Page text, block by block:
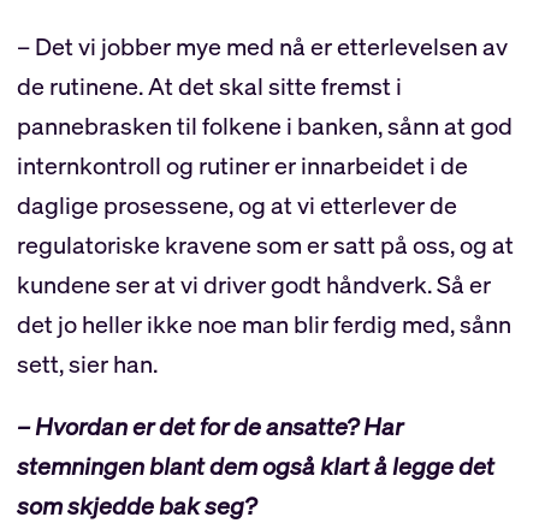
– Det vi jobber mye med nå er etterlevelsen av
de rutinene. At det skal sitte fremst i
pannebrasken til folkene i banken, sånn at god
internkontroll og rutiner er innarbeidet i de
daglige prosessene, og at vi etterlever de
regulatoriske kravene som er satt på oss, og at
kundene ser at vi driver godt håndverk. Så er
det jo heller ikke noe man blir ferdig med, sånn
sett, sier han.
– Hvordan er det for de ansatte? Har
stemningen blant dem også klart å legge det
som skjedde bak seg?